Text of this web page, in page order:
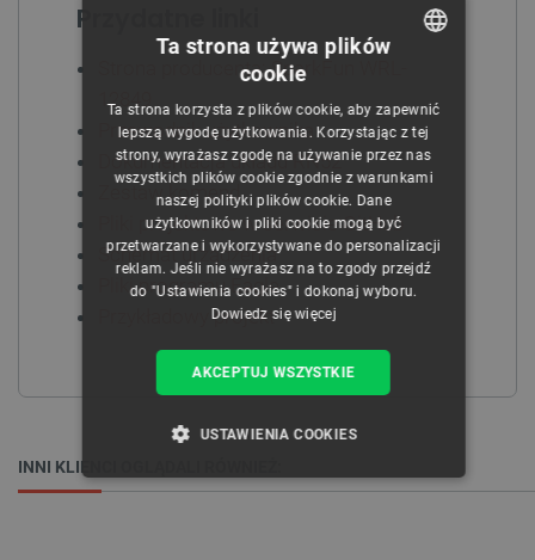
Przydatne linki
Strona producenta: SparkFun WRL-
12849
Przewodnik użytkownika
Dokumentacja układu RN52
Zestaw komend
Pliki projektowe w serwisie GitHub
Schemat urządzenia
Pliki programu Eagle
Przykładowy projekt
INNI KLIENCI OGLĄDALI RÓWNIEŻ:
CZECH
ENGLISH
GERMAN
Ta strona używa plików
cookie
Ta strona korzysta z plików cookie, aby zapewnić
lepszą wygodę użytkowania. Korzystając z tej
strony, wyrażasz zgodę na używanie przez nas
wszystkich plików cookie zgodnie z warunkami
naszej polityki plików cookie. Dane
użytkowników i pliki cookie mogą być
przetwarzane i wykorzystywane do personalizacji
reklam. Jeśli nie wyrażasz na to zgody przejdź
do "Ustawienia cookies" i dokonaj wyboru.
Dowiedz się więcej
AKCEPTUJ WSZYSTKIE
USTAWIENIA COOKIES
NIEZBĘDNE WYDAJNOŚĆ